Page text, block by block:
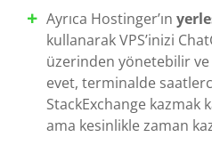
Ayrıca Hostinger’ın
kullanarak VPS’inizi
üzerinden yönetebilir
evet, terminalde
StackExchange kazmak
ama kesinlikle zaman